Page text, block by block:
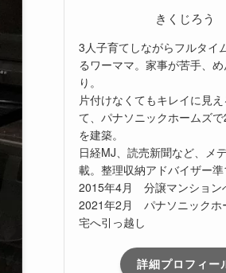
きくじろう
3人子育てしながらフルタイ
るワーママ。家事が苦手、
り。
片付けなくてもキレイに見
て、パナソニックホームズ
を建築。
日経MJ、読売新聞など、メ
載。整理収納アドバイザー準1
2015年4月 分譲マンション
2021年2月 パナソニックホ
宅へ引っ越し
詳細プロフィー